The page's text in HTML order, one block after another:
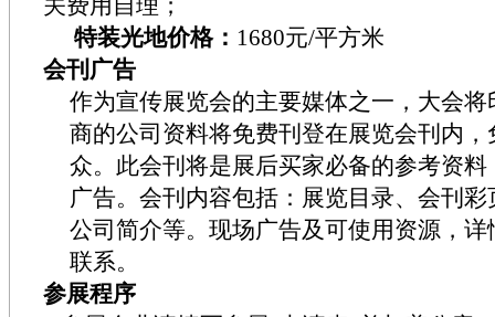
关费用自理；
特装光地价格： 1680元/平方米
会刊广告
作为宣传展览会的主要媒体之一，大会
商的公司资料将免费刊登在展览会刊内
众。此会刊将是展后买家必备的参考资
广告。会刊内容包括：展览目录、会刊
公司简介等。现场广告及可使用资源，
联系。
参展程序